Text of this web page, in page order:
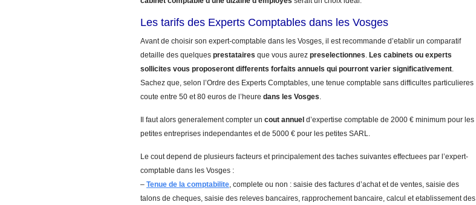
Les tarifs des Experts Comptables dans les Vosges
Avant de choisir son expert-comptable dans les Vosges, il est recommande d’etablir un comparatif
detaille des quelques prestataires que vous aurez preselectionnes. Les cabinets ou experts
sollicites vous proposeront differents forfaits annuels qui pourront varier significativement.
Sachez que, selon l’Ordre des Experts Comptables, une tenue comptable sans difficultes particulieres
coute entre 50 et 80 euros de l’heure dans les Vosges.
Il faut alors generalement compter un cout annuel d’expertise comptable de 2000 € minimum pour les
petites entreprises independantes et de 5000 € pour les petites SARL.
Le cout depend de plusieurs facteurs et principalement des taches suivantes effectuees par l’expert-
comptable dans les Vosges :
– Tenue de la comptabilite, complete ou non : saisie des factures d’achat et de ventes, saisie des
talons de cheques, saisie des releves bancaires, rapprochement bancaire, calcul et etablissement des